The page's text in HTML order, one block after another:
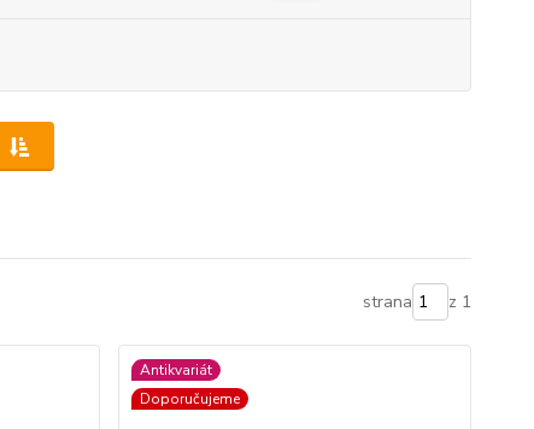
strana z 1
Antikvariát
Doporučujeme